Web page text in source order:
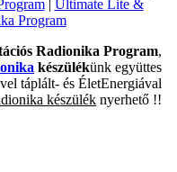
| Ultimate Lite &
Program
Radionika Program,
készülékünk együttes
táplált- és ÉletEnergiával
készülék nyerhető !!